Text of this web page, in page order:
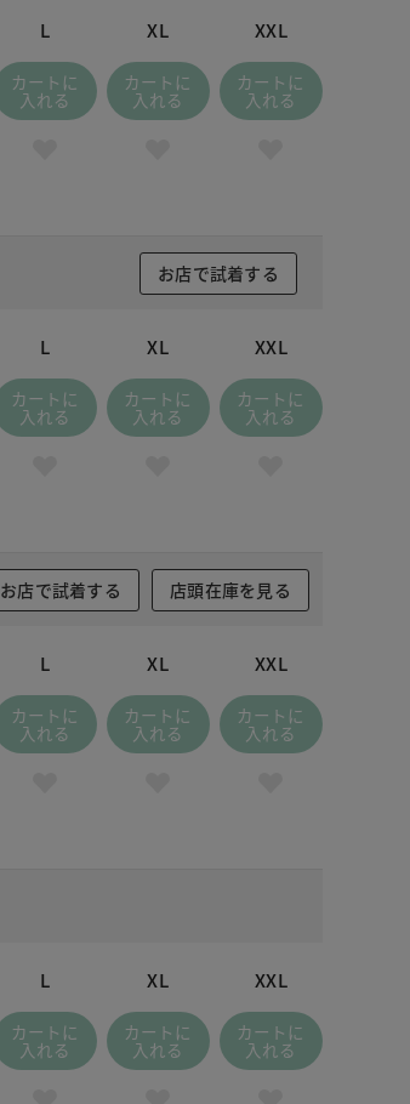
L
カートに
入れる
XL
カートに
入れる
XXL
カートに
入れる
お店で試着する
L
カートに
入れる
XL
カートに
入れる
XXL
カートに
入れる
お店で試着する 店頭在庫を見る
L
カートに
入れる
XL
カートに
入れる
XXL
カートに
入れる
L
カートに
入れる
XL
カートに
入れる
XXL
カートに
入れる